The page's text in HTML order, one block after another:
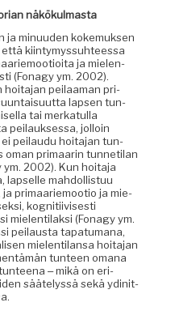
näkökulmasta
ja min­u­u­den koke­muk­sen
kiin­tymys­suh­teessa
ja mie­len­
(Fon­agy ym. 2002).
hoita­jan peilaa­man pri­
lapsen tun­
tai merkat­ul­la
peilauk­ses­sa, jol­loin
peilaudu hoita­jan tun­
oman pri­maarin tun­neti­lan
2002). Kun hoita­ja
lapselle mah­dol­lis­tuu
ja pri­maariemootio ja mie­
kog­ni­ti­ivis­es­ti
mie­len­ti­lak­si (Fon­agy ym.
peilaus­ta tap­a­tu­mana,
mie­len­ti­lansa hoita­jan
tun­teen omana
‒ mikä on eri­
säätelyssä sekä ydinit­